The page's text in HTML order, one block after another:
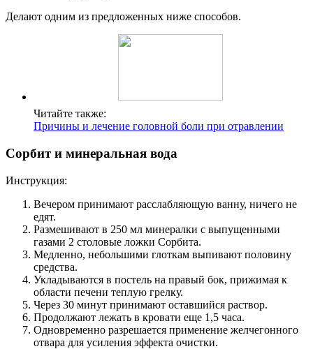
Делают одним из предложенных ниже способов.
Читайте также:
Причины и лечение головной боли при отравлении
Сорбит и минеральная вода
Инструкция:
Вечером принимают расслабляющую ванну, ничего не
едят.
Размешивают в 250 мл минералки с выпущенными
газами 2 столовые ложки Сорбита.
Медленно, небольшими глоткам выпивают половину
средства.
Укладываются в постель на правый бок, прижимая к
области печени теплую грелку.
Через 30 минут принимают оставшийся раствор.
Продолжают лежать в кровати еще 1,5 часа.
Одновременно разрешается применение желчегонного
отвара для усиления эффекта очистки.